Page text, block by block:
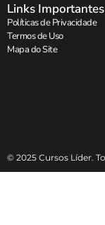
Links Importantes
Políticas de Privacidade
Termos de Uso
Mapa do Site
© 2025 Cursos Líder.